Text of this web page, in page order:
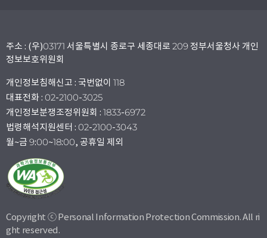
주소 : (우)03171 서울특별시 종로구 세종대로 209 정부서울청사 개인
정보보호위원회
개인정보침해신고 : 국번없이 118
대표전화 : 02-2100-3025
개인정보분쟁조정위원회 : 1833-6972
법령해석지원센터 : 02-2100-3043
월~금 9:00~18:00, 공휴일 제외
Copyright ⓒ Personal Information Protection Commission. All ri
ght reserved.